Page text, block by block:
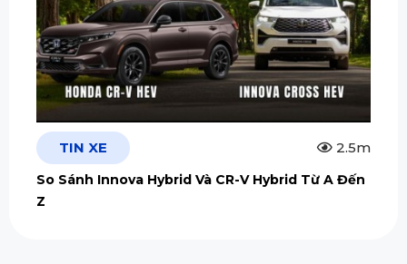
TIN XE 2.5m
So Sánh Innova Hybrid Và CR-V Hybrid Từ A Đến
Z